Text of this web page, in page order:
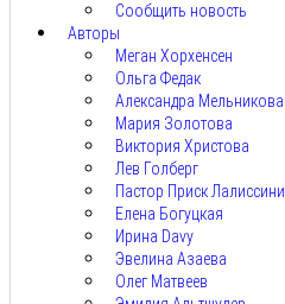
Сообщить новость
Авторы
Меган Хорхенсен
Ольга Федак
Александра Мельникова
Мария Золотова
Виктория Христова
Лев Голберг
Пастор Приск Лалиссини
Елена Богуцкая
Ирина Davy
Эвелина Азаева
Олег Матвеев